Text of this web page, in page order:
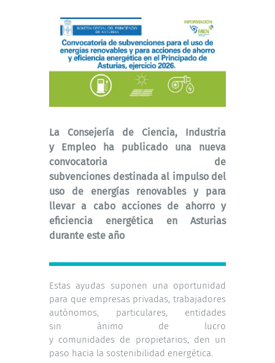
La Consejería de Ciencia, Industria
y Empleo ha publicado una nueva
convocatoria de
subvenciones destinada al impulso del
uso de energías renovables y para
llevar a cabo acciones de ahorro y
eficiencia energética en Asturias
durante este año
Estas ayudas suponen una oportunidad
para que empresas privadas, trabajadores
autónomos, particulares, entidades
sin ánimo de lucro
y comunidades de propietarios, den un
paso hacia la sostenibilidad energética.